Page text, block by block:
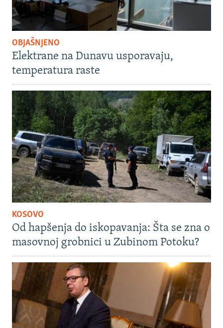
OBJAŠNJENO
Elektrane na Dunavu usporavaju,
temperatura raste
KOSOVO
Od hapšenja do iskopavanja: Šta se zna o
masovnoj grobnici u Zubinom Potoku?